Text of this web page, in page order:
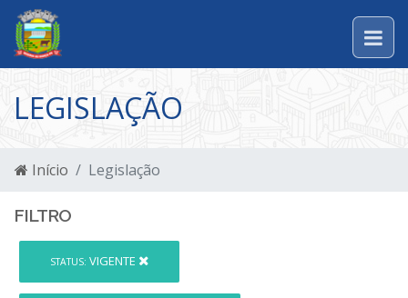
LEGISLAÇÃO
Início Legislação
FILTRO
STATUS: VIGENTE